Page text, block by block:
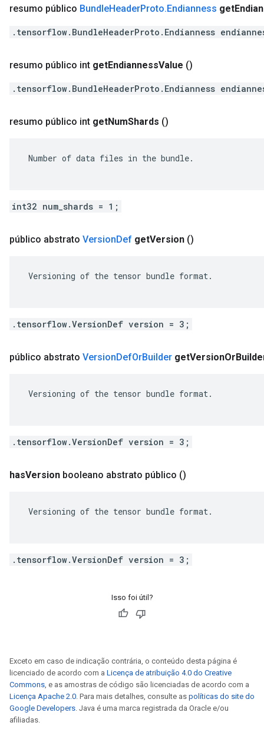
resumo público BundleHeaderProto.Endianness get
.tensorflow.BundleHeaderProto.Endianness
resumo público int getEndiannessValue ()
.tensorflow.BundleHeaderProto.Endianness
resumo público int getNumShards ()
Number of data files in the bundle.
int32 num_shards = 1;
público abstrato VersionDef getVersion ()
Versioning of the tensor bundle format.
.tensorflow.VersionDef version = 3;
público abstrato VersionDefOrBuilder getVersionOr
Versioning of the tensor bundle format.
.tensorflow.VersionDef version = 3;
hasVersion booleano abstrato público ()
Versioning of the tensor bundle format.
.tensorflow.VersionDef version = 3;
Isso foi útil?
Exceto em caso de indicação contrária, o conteúdo desta página é
licenciado de acordo com a Licença de atribuição 4.0 do Creative
Commons, e as amostras de código são licenciadas de acordo com a
Licença Apache 2.0. Para mais detalhes, consulte as políticas do site do
Google Developers. Java é uma marca registrada da Oracle e/ou
afiliadas.